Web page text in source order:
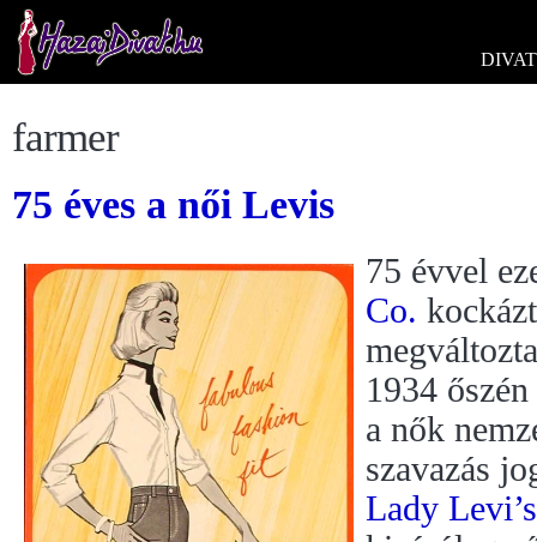
DIVAT
farmer
75 éves a női Levis
75 évvel
Co.
1934
a nők
szavazás
Lady Levi’s